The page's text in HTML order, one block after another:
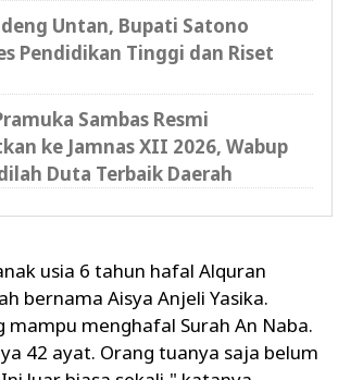
Untan, Bupati Satono
Pendidikan Tinggi dan Riset
Sambas Resmi
ke Jamnas XII 2026, Wabup
Duta Terbaik Daerah
usia 6 tahun hafal Alquran
bernama Aisya Anjeli Yasika.
mampu menghafal Surah An Naba.
42 ayat. Orang tuanya saja belum